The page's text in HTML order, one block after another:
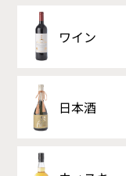
ワイン
日本酒